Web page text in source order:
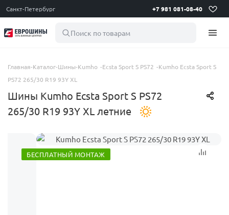
Санкт-Петербург +7 981 081-08-40
Поиск по товарам
Главная-Каталог-Шины-Kumho -Ecsta Sport S PS72 -Kumho Ecsta Sport S
PS72 265/30 R19 93Y XL
Шины Kumho Ecsta Sport S PS72
265/30 R19 93Y XL летние
БЕСПЛАТНЫЙ МОНТАЖ